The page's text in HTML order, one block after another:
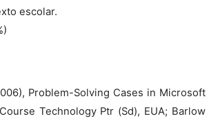
escolar.
Problem-Solving Cases in Microsoft
Technology Ptr (Sd), EUA; Barlow